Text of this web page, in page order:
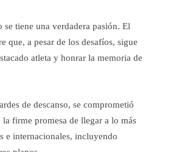
tiene una verdadera pasión. El
que, a pesar de los desafíos, sigue
atleta y honrar la memoria de
de descanso, se comprometió
firme promesa de llegar a lo más
e internacionales, incluyendo